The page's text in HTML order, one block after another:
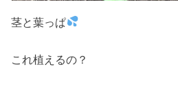
茎と葉っぱ
これ植えるの？